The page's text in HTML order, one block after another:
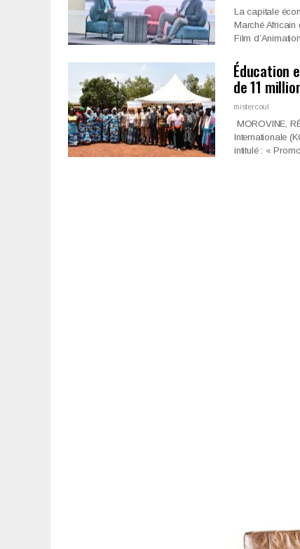
La capitale
Marché Africain
Film
Éducation
de 11
mistercoul
MOROVINE,
Internationale
intitulé : «